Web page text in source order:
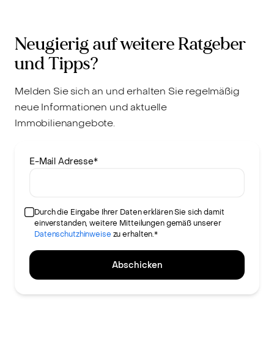
Neugierig auf weitere Ratgeber
und Tipps?
Melden Sie sich an und erhalten Sie regelmäßig
neue Informationen und aktuelle
Immobilienangebote.
E-Mail Adresse*
Durch die Eingabe Ihrer Daten erklären Sie sich damit
einverstanden, weitere Mitteilungen gemäß unserer
Datenschutzhinweise zu erhalten.*
Abschicken